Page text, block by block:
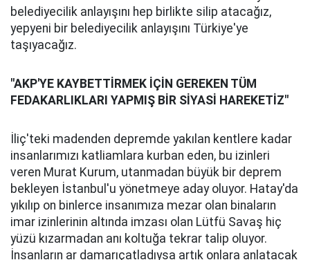
belediyecilik anlayışını hep birlikte silip atacağız,
yepyeni bir belediyecilik anlayışını Türkiye'ye
taşıyacağız.
"AKP'YE KAYBETTİRMEK İÇİN GEREKEN TÜM
FEDAKARLIKLARI YAPMIŞ BİR SİYASİ HAREKETİZ"
İliç'teki madenden depremde yakılan kentlere kadar
insanlarımızı katliamlara kurban eden, bu izinleri
veren Murat Kurum, utanmadan büyük bir deprem
bekleyen İstanbul'u yönetmeye aday oluyor. Hatay'da
yıkılıp on binlerce insanımıza mezar olan binaların
imar izinlerinin altında imzası olan Lütfü Savaş hiç
yüzü kızarmadan anı koltuğa tekrar talip oluyor.
İnsanların ar damarıçatladıysa artık onlara anlatacak